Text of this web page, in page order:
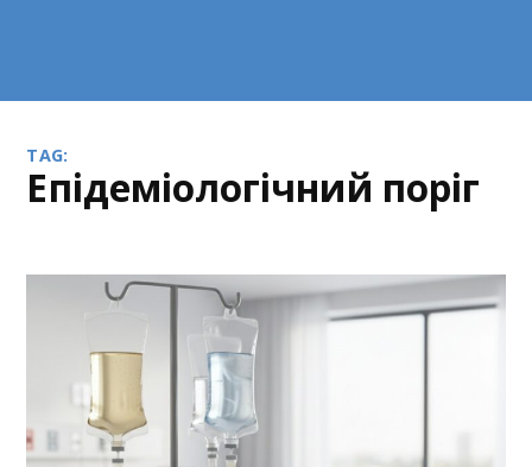
TAG:
епідеміологічний поріг